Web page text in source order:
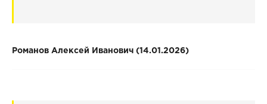
Романов Алексей Иванович (14.01.2026)